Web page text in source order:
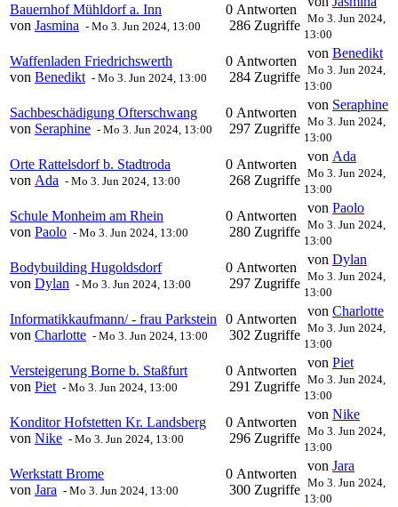
Bauernhof Mühldorf a. Inn
von Jasmina - Mo 3. Jun 2024, 13:00
0 Antworten
286 Zugriffe Mo 3. Jun 2024,
13:00
Waffenladen Friedrichswerth
von Benedikt - Mo 3. Jun 2024, 13:00
0 Antworten
284 Zugriffe
von Benedikt
Mo 3. Jun 2024,
13:00
Sachbeschädigung Ofterschwang
von Seraphine - Mo 3. Jun 2024, 13:00
0 Antworten
297 Zugriffe
von Seraphine
Mo 3. Jun 2024,
13:00
Orte Rattelsdorf b. Stadtroda
von Ada - Mo 3. Jun 2024, 13:00
0 Antworten
268 Zugriffe
von Ada
Mo 3. Jun 2024,
13:00
Schule Monheim am Rhein
von Paolo - Mo 3. Jun 2024, 13:00
0 Antworten
280 Zugriffe
von Paolo
Mo 3. Jun 2024,
13:00
Bodybuilding Hugoldsdorf
von Dylan - Mo 3. Jun 2024, 13:00
0 Antworten
297 Zugriffe
von Dylan
Mo 3. Jun 2024,
13:00
Informatikkaufmann/ - frau Parkstein
von Charlotte - Mo 3. Jun 2024, 13:00
0 Antworten
302 Zugriffe
von Charlotte
Mo 3. Jun 2024,
13:00
Versteigerung Borne b. Staßfurt
von Piet - Mo 3. Jun 2024, 13:00
0 Antworten
291 Zugriffe
von Piet
Mo 3. Jun 2024,
13:00
Konditor Hofstetten Kr. Landsberg
von Nike - Mo 3. Jun 2024, 13:00
0 Antworten
296 Zugriffe
von Nike
Mo 3. Jun 2024,
13:00
Werkstatt Brome
von Jara - Mo 3. Jun 2024, 13:00
0 Antworten
300 Zugriffe
von Jara
Mo 3. Jun 2024,
13:00